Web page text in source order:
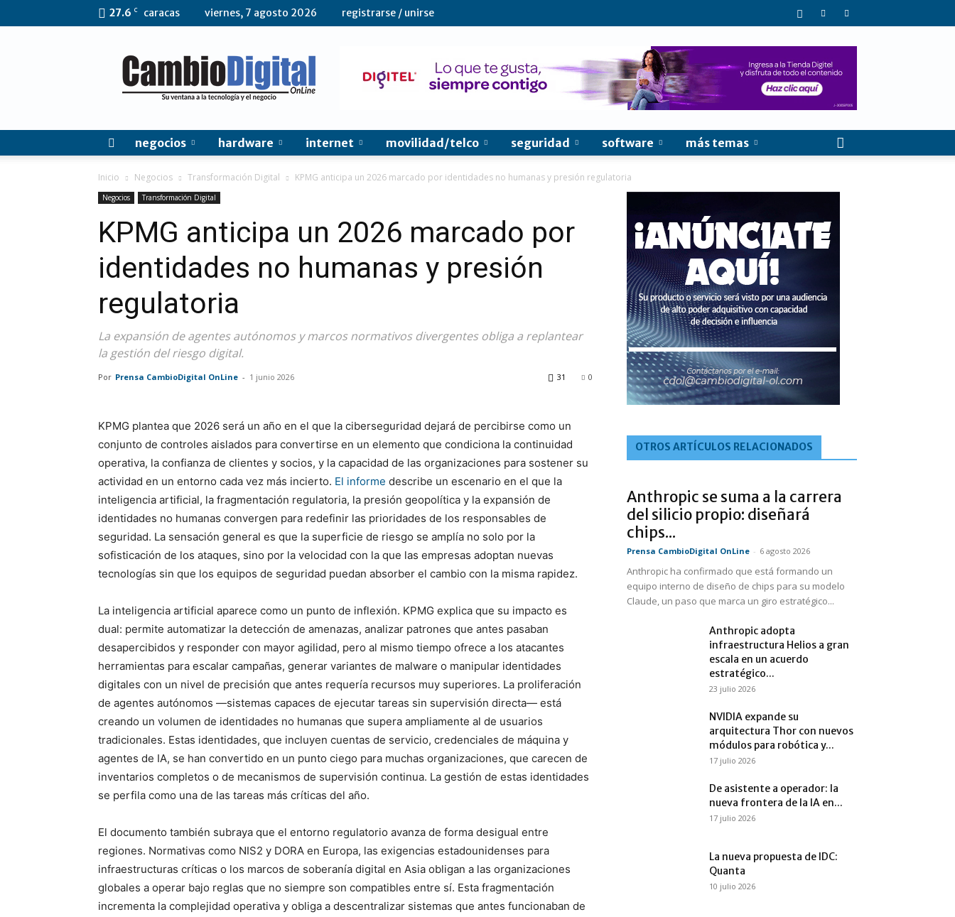
27.6 C caracas viernes, 7 agosto 2026 registrarse / unirse
CambioDigital
OnLine
negocios hardware internet movilidad/telco seguridad software más temas
Inicio Negocios Transformación Digital KPMG anticipa un 2026 marcado por identidades no humanas y presión regulatoria
Negocios Transformación Digital
KPMG anticipa un 2026 marcado por
identidades no humanas y presión
regulatoria
La expansión de agentes autónomos y marcos normativos divergentes obliga a replantear
la gestión del riesgo digital.
Por Prensa CambioDigital OnLine - 1 junio 2026 0
31
KPMG plantea que 2026 será un año en el que la ciberseguridad dejará de percibirse como un
conjunto de controles aislados para convertirse en un elemento que condiciona la continuidad
operativa, la confianza de clientes y socios, y la capacidad de las organizaciones para sostener su
actividad en un entorno cada vez más incierto. El informe describe un escenario en el que la
inteligencia artificial, la fragmentación regulatoria, la presión geopolítica y la expansión de
identidades no humanas convergen para redefinir las prioridades de los responsables de
seguridad. La sensación general es que la superficie de riesgo se amplía no solo por la
sofisticación de los ataques, sino por la velocidad con la que las empresas adoptan nuevas
tecnologías sin que los equipos de seguridad puedan absorber el cambio con la misma rapidez.
La inteligencia artificial aparece como un punto de inflexión. KPMG explica que su impacto es
dual: permite automatizar la detección de amenazas, analizar patrones que antes pasaban
desapercibidos y responder con mayor agilidad, pero al mismo tiempo ofrece a los atacantes
herramientas para escalar campañas, generar variantes de malware o manipular identidades
digitales con un nivel de precisión que antes requería recursos muy superiores. La proliferación
de agentes autónomos —sistemas capaces de ejecutar tareas sin supervisión directa— está
creando un volumen de identidades no humanas que supera ampliamente al de usuarios
tradicionales. Estas identidades, que incluyen cuentas de servicio, credenciales de máquina y
agentes de IA, se han convertido en un punto ciego para muchas organizaciones, que carecen de
inventarios completos o de mecanismos de supervisión continua. La gestión de estas identidades
se perfila como una de las tareas más críticas del año.
El documento también subraya que el entorno regulatorio avanza de forma desigual entre
regiones. Normativas como NIS2 y DORA en Europa, las exigencias estadounidenses para
infraestructuras críticas o los marcos de soberanía digital en Asia obligan a las organizaciones
globales a operar bajo reglas que no siempre son compatibles entre sí. Esta fragmentación
incrementa la complejidad operativa y obliga a descentralizar sistemas que antes funcionaban de
OTROS ARTÍCULOS RELACIONADOS
Anthropic se suma a la carrera
del silicio propio: diseñará
chips...
Prensa CambioDigital OnLine - 6 agosto 2026
Anthropic ha confirmado que está formando un
equipo interno de diseño de chips para su modelo
Claude, un paso que marca un giro estratégico...
Anthropic adopta
infraestructura Helios a gran
escala en un acuerdo
estratégico...
23 julio 2026
NVIDIA expande su
arquitectura Thor con nuevos
módulos para robótica y...
17 julio 2026
De asistente a operador: la
nueva frontera de la IA en...
17 julio 2026
La nueva propuesta de IDC:
Quanta
10 julio 2026